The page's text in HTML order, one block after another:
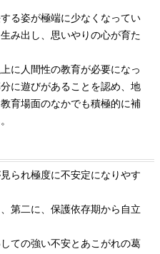
る姿が極端に少なくなってい
み出し、思いやりの心が育た
に人間性の教育が必要になっ
に遊びがあることを認め、地
育場面のなかでも積極的に補
られ極度に不安定になりやす
第二に、保護依存期から自立
ての強い不安とあこがれの葛